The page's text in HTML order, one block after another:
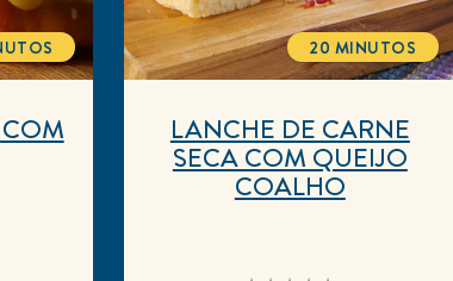
LANCHE DE CARNE
SECA COM QUEIJO
COALHO
TOTALTIME
20 MINUTOS